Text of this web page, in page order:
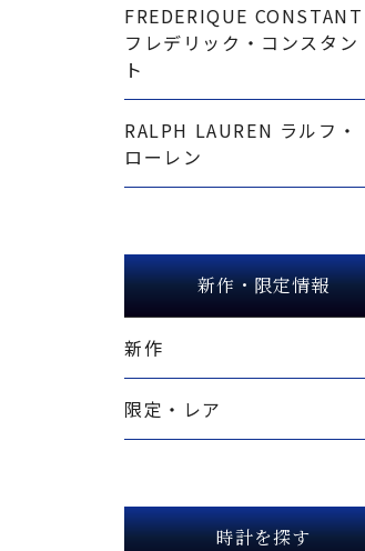
FREDERIQUE CONSTANT
フレデリック・コンスタン
ト
RALPH LAUREN ラルフ・
ローレン
新作・限定情報
新作
限定・レア
時計を探す